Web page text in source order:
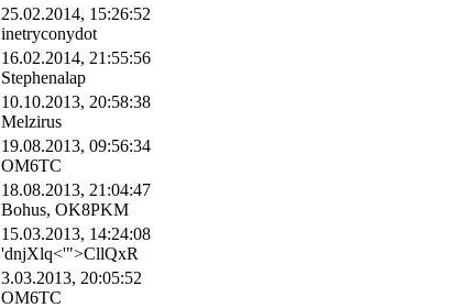
25.02.2014, 15:26:52
inetryconydot
16.02.2014, 21:55:56
Stephenalap
10.10.2013, 20:58:38
Melzirus
19.08.2013, 09:56:34
OM6TC
18.08.2013, 21:04:47
Bohus, OK8PKM
15.03.2013, 14:24:08
'dnjXlq<'">CllQxR
3.03.2013, 20:05:52
OM6TC